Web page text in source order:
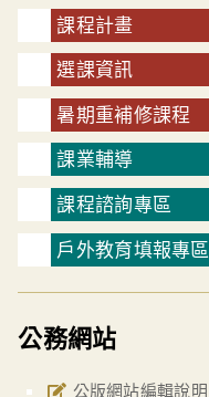
課程計畫
選課資訊
暑期重補修課程
課業輔導
課程諮詢專區
戶外教育填報專區
公務網站
公版網站編輯說明